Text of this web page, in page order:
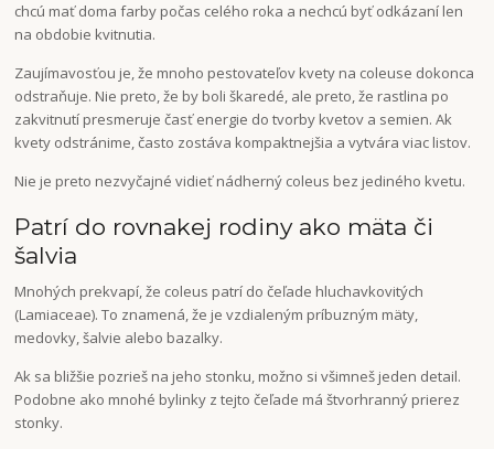
chcú mať doma farby počas celého roka a nechcú byť odkázaní len
na obdobie kvitnutia.
Zaujímavosťou je, že mnoho pestovateľov kvety na coleuse dokonca
odstraňuje. Nie preto, že by boli škaredé, ale preto, že rastlina po
zakvitnutí presmeruje časť energie do tvorby kvetov a semien. Ak
kvety odstránime, často zostáva kompaktnejšia a vytvára viac listov.
Nie je preto nezvyčajné vidieť nádherný coleus bez jediného kvetu.
Patrí do rovnakej rodiny ako mäta či
šalvia
Mnohých prekvapí, že coleus patrí do čeľade hluchavkovitých
(Lamiaceae). To znamená, že je vzdialeným príbuzným mäty,
medovky, šalvie alebo bazalky.
Ak sa bližšie pozrieš na jeho stonku, možno si všimneš jeden detail.
Podobne ako mnohé bylinky z tejto čeľade má štvorhranný prierez
stonky.